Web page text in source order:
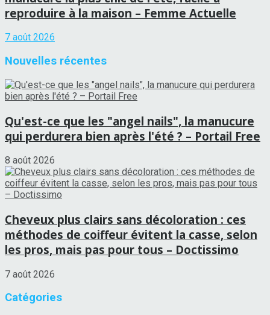
reproduire à la maison – Femme Actuelle
7 août 2026
Nouvelles récentes
Qu'est-ce que les "angel nails", la manucure
qui perdurera bien après l'été ? – Portail Free
8 août 2026
Cheveux plus clairs sans décoloration : ces
méthodes de coiffeur évitent la casse, selon
les pros, mais pas pour tous – Doctissimo
7 août 2026
Catégories